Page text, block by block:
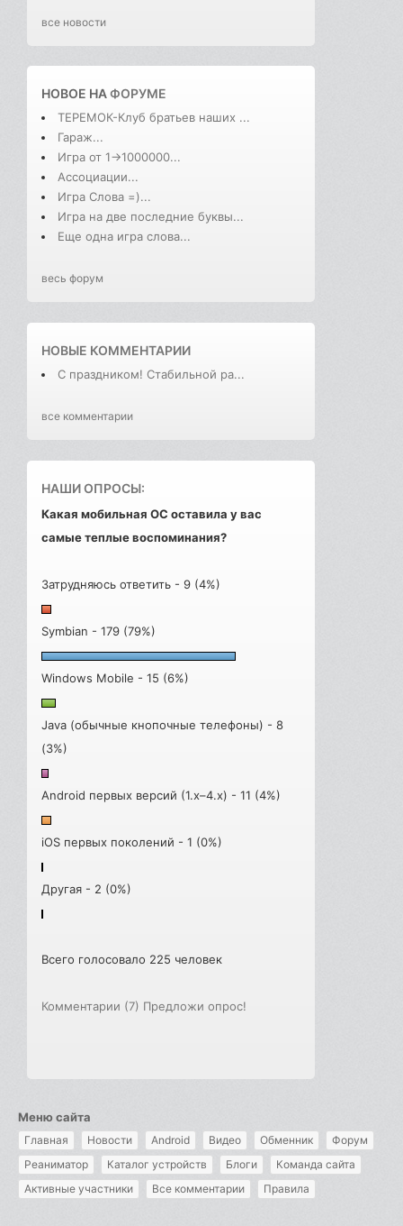
все новости
НОВОЕ НАФОРУМЕ
ТЕРЕМОК-Клуб братьев наших ...
Гараж...
Игра от 1->1000000...
Ассоциации...
Игра Слова =)...
Игра на две последние буквы...
Еще одна игра слова...
весь форум
НОВЫЕ КОММЕНТАРИИ
С праздником! Стабильной ра...
все комментарии
НАШИ ОПРОСЫ:
Какая мобильная ОС оставила у вас
самые теплые воспоминания?
Затрудняюсь ответить - 9 (4%)
Symbian - 179 (79%)
Windows Mobile - 15 (6%)
Java (обычные кнопочные телефоны) - 8
(3%)
Android первых версий (1.x–4.x) - 11 (4%)
iOS первых поколений - 1 (0%)
Другая - 2 (0%)
Всего голосовало 225 человек
Комментарии (7) Предложи опрос!
Меню сайта
Главная Новости Android Видео Обменник
Форум
Реаниматор
Каталог устройств Блоги
Команда сайта
Активные участники
Все комментарии Правила